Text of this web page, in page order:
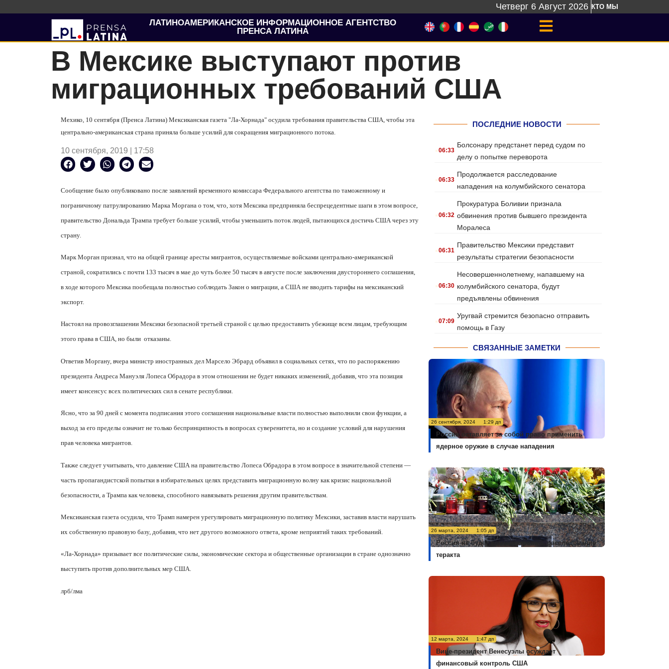
Четверг 6 Август 2026 КТО МЫ
ЛАТИНОАМЕРИКАНСКОЕ ИНФОРМАЦИОННОЕ АГЕНТСТВО
ПРЕНСА ЛАТИНА
В Мексике выступают против
миграционных требований США
Мехико, 10 сентября (Пренса Латина) Мексиканская газета "Ла-Хорнада" осудила требования правительства США, чтобы эта
центрально-американская страна приняла больше усилий для сокращения миграционного потока.
10 сентября, 2019 | 17:58
Сообщение было опубликовано после заявлений временного комиссара Федерального агентства по таможенному и
пограничному патрулированию Марка Моргана о том, что, хотя Мексика предприняла беспрецедентные шаги в этом вопросе,
правительство Дональда Трампа требует больше усилий, чтобы уменьшить поток людей, пытающихся достичь США через эту
страну.
Марк Морган признал, что на общей границе аресты мигрантов, осуществляемые войсками центрально-американской
страной, сократились с почти 133 тысяч в мае до чуть более 50 тысяч в августе после заключения двустороннего соглашения,
в ходе которого Мексика пообещала полностью соблюдать Закон о миграции, а США не вводить тарифы на мексиканский
экспорт.
Настоял на провозглашении Мексики безопасной третьей страной с целью предоставить убежище всем лицам, требующим
этого права в США, но были отказаны.
Ответив Моргану, вчера министр иностранных дел Марсело Эбрард объявил в социальных сетях, что по распоряжению
президента Андреса Мануэля Лопеса Обрадора в этом отношении не будет никаких изменений, добавив, что эта позиция
имеет консенсус всех политических сил в сенате республики.
Ясно, что за 90 дней с момента подписания этого соглашения национальные власти полностью выполнили свои функции, а
выход за его пределы означит не только беспринципность в вопросах суверенитета, но и создание условий для нарушения
прав человека мигрантов.
Также следует учитывать, что давление США на правительство Лопеса Обрадора в этом вопросе в значительной степени —
часть пропагандистской попытки в избирательных целях представить миграционную волну как кризис национальной
безопасности, а Трампа как человека, способного навязывать решения другим правительствам.
Мексиканская газета осудила, что Трамп намерен урегулировать миграционную политику Мексики, заставив власти нарушать
их собственную правовую базу, добавив, что нет другого возможного ответа, кроме неприятий таких требований.
«Ла-Хорнада» призывает все политические силы, экономические сектора и общественные организации в стране однозначно
выступить против дополнительных мер США.
лрб/лма
ПОСЛЕДНИЕ НОВОСТИ
.06:33
Болсонару предстанет перед судом по
делу о попытке переворота
.06:33
Продолжается расследование
нападения на колумбийского сенатора
.06:32
Прокуратура Боливии признала
обвинения против бывшего президента
Моралеса
.06:31
Правительство Мексики представит
результаты стратегии безопасности
.06:30
Несовершеннолетнему, напавшему на
колумбийского сенатора, будут
предъявлены обвинения
.07:09
Уругвай стремится безопасно отправить
помощь в Газу
СВЯЗАННЫЕ ЗАМЕТКИ
26 сентября, 2024 1:29 дп
Россия оставляет за собой право применить
ядерное оружие в случае нападения
26 марта, 2024 1:05 дп
Россия не будет комментировать расследование
теракта
12 марта, 2024 1:47 дп
Вице-президент Венесуэлы осуждает
финансовый контроль США